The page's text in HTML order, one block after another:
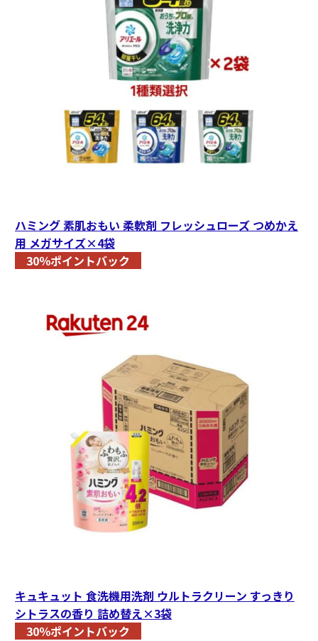
ハミング 素肌おもい 柔軟剤 フレッシュローズ つめかえ
用 メガサイズ×4袋
30％ポイントバック
キュキュット 食洗機用洗剤 ウルトラクリーン すっきり
シトラスの香り 詰め替え×3袋
30％ポイントバック